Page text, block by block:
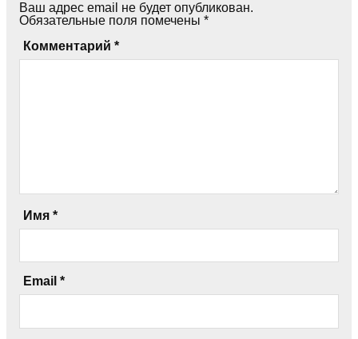
Ваш адрес email не будет опубликован.
Обязательные поля помечены *
Комментарий *
Имя *
Email *